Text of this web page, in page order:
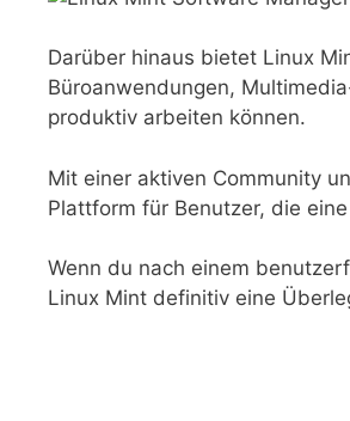
Darüber hinaus bietet Linux
Büroanwendungen,
produktiv arbeiten können.
Mit einer aktiven Community
Plattform für Benutzer, die
Wenn du nach einem
Linux Mint definitiv eine